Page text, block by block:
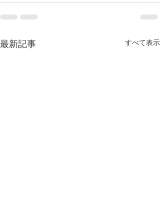
最新記事 すべて表示